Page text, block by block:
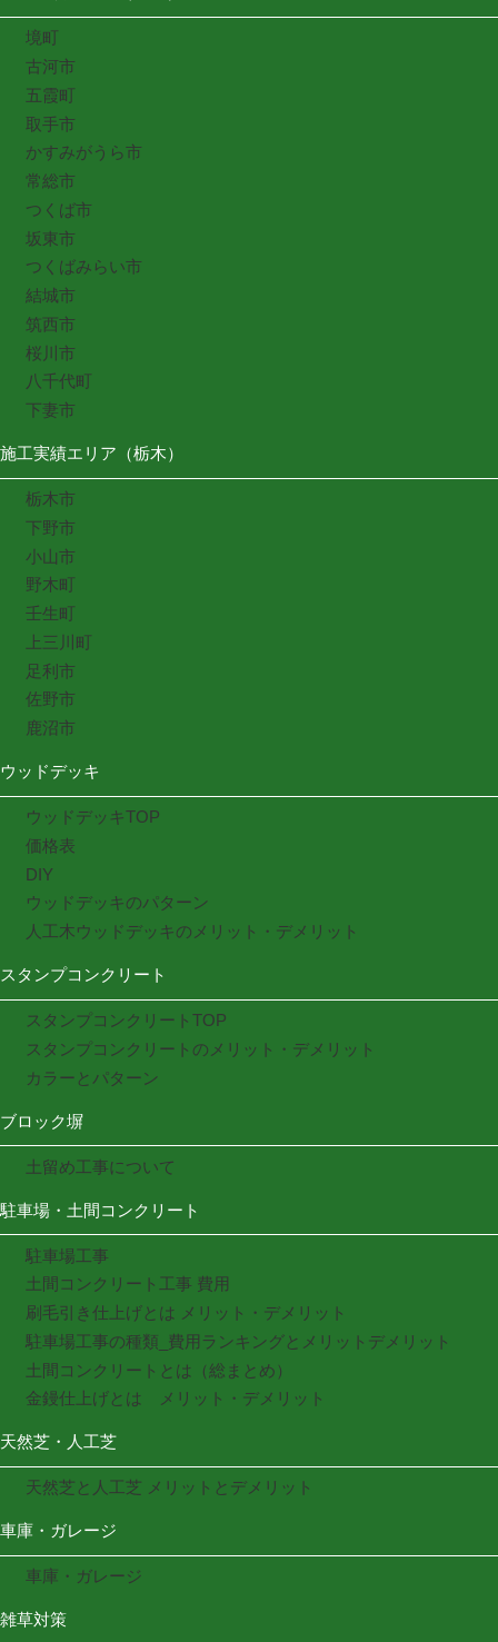
境町
古河市
五霞町
取手市
かすみがうら市
常総市
つくば市
坂東市
つくばみらい市
結城市
筑西市
桜川市
八千代町
下妻市
施工実績エリア（栃木）
栃木市
下野市
小山市
野木町
壬生町
上三川町
足利市
佐野市
鹿沼市
ウッドデッキ
ウッドデッキTOP
価格表
DIY
ウッドデッキのパターン
人工木ウッドデッキのメリット・デメリット
スタンプコンクリート
スタンプコンクリートTOP
スタンプコンクリートのメリット・デメリット
カラーとパターン
ブロック塀
土留め工事について
駐車場・土間コンクリート
駐車場工事
土間コンクリート工事 費用
刷毛引き仕上げとは メリット・デメリット
駐車場工事の種類_費用ランキングとメリットデメリット
土間コンクリートとは（総まとめ）
金鏝仕上げとは メリット・デメリット
天然芝・人工芝
天然芝と人工芝 メリットとデメリット
車庫・ガレージ
車庫・ガレージ
雑草対策